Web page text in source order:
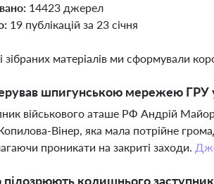
14423 джерел
19 публікацій за 23 січня
зібраних матеріалів ми сформували
шпигунською мережею ГРУ у
військового аташе РФ Андрій
Вінер, яка мала потрійне
проникати на закриті заходи.
колишнього